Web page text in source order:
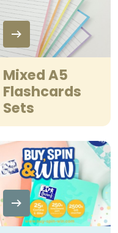
Mixed A5
Flashcards
Sets